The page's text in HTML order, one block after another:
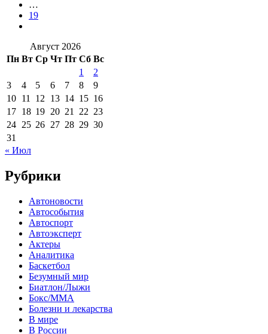
…
19
Август 2026
Пн Вт Ср Чт Пт Сб Вс
1
2
3
4 5 6 7 8
9
10 11 12 13 14 15 16
17 18 19 20 21 22 23
24 25 26 27 28 29 30
31
« Июл
Рубрики
Автоновости
Автособытия
Автоспорт
Автоэксперт
Актеры
Аналитика
Баскетбол
Безумный мир
Биатлон/Лыжи
Бокс/MMA
Болезни и лекарства
В мире
В России